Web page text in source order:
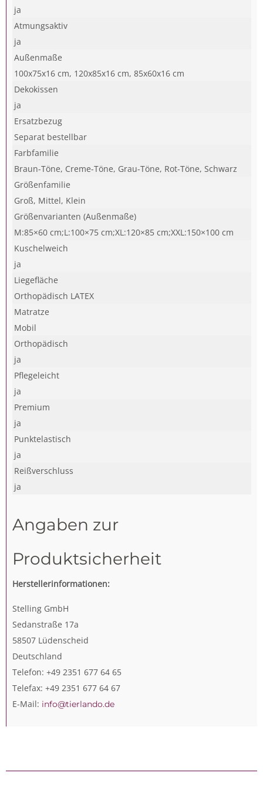
ja
Atmungsaktiv
ja
Außenmaße
100x75x16 cm, 120x85x16 cm, 85x60x16 cm
Dekokissen
ja
Ersatzbezug
Separat bestellbar
Farbfamilie
Braun-Töne, Creme-Töne, Grau-Töne, Rot-Töne, Schwarz
Größenfamilie
Groß, Mittel, Klein
Größenvarianten (Außenmaße)
M:85×60 cm;L:100×75 cm;XL:120×85 cm;XXL:150×100 cm
Kuschelweich
ja
Liegefläche
Orthopädisch LATEX
Matratze
Mobil
Orthopädisch
ja
Pflegeleicht
ja
Premium
ja
Punktelastisch
ja
Reißverschluss
ja
Angaben zur
Produktsicherheit
Herstellerinformationen:
Stelling GmbH
Sedanstraße 17a
58507 Lüdenscheid
Deutschland
Telefon: +49 2351 677 64 65
Telefax: +49 2351 677 64 67
E-Mail: info@tierlando.de